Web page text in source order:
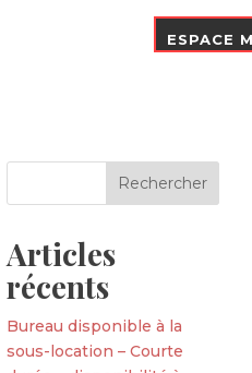
ESPACE
Articles
récents
Bureau disponible à la
sous-location – Courte